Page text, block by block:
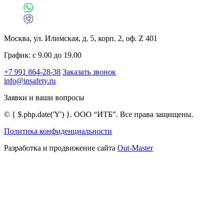
Москва, ул. Илимская, д. 5, корп. 2, оф. Z 401
График: с 9.00 до 19.00
+7 991 864-28-38 Заказать звонок
info@insafety.ru
Заявки и ваши вопросы
© { $.php.date('Y') }. ООО “ИТБ”. Все права защищены.
Политика конфиденциальности
Разработка и продвижение сайта Out-Master